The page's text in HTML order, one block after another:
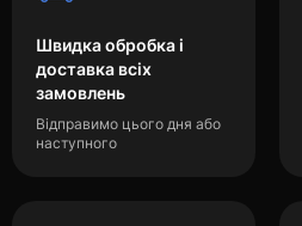
Швидка обробка і
доставка всіх
замовлень
Відправимо цього дня або
наступного